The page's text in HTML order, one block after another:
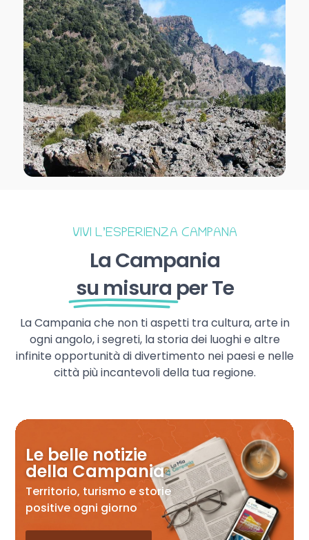
VIVI L’ESPERIENZA CAMPANA
La Campania
su misura per Te
La Campania che non ti aspetti tra cultura, arte in
ogni angolo, i segreti, la storia dei luoghi e altre
infinite opportunità di divertimento nei paesi e nelle
città più incantevoli della tua regione.
Le belle notizie
della Campania
Territorio, turismo e storie
positive ogni giorno